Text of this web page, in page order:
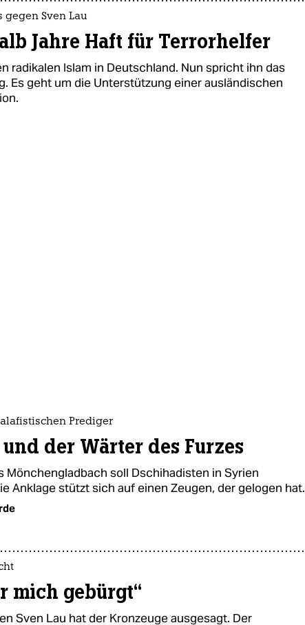
gegen Sven Lau
Jahre Haft für Terrorhelfer
radikalen Islam in Deutschland. Nun spricht ihn das
Es geht um die Unterstützung einer ausländischen
Prediger
und der Wärter des Furzes
Mönchengladbach soll Dschihadisten in Syrien
Anklage stützt sich auf einen Zeugen, der gelogen hat.
mich gebürgt“
Sven Lau hat der Kronzeuge ausgesagt. Der